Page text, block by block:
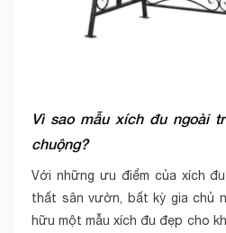
Vì sao mẫu xích đu ngoài
chuộng?
Với những ưu điểm của xích
thất sân vườn, bất kỳ gia chủ
hữu một mẫu xích đu đẹp cho